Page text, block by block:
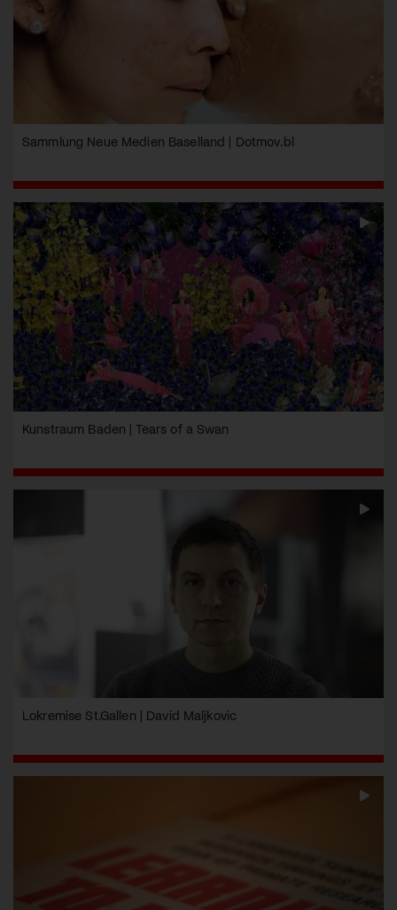
Sammlung Neue Medien Baselland | Dotmov.bl
Kunstraum Baden | Tears of a Swan
Lokremise St.Gallen | David Maljkovic